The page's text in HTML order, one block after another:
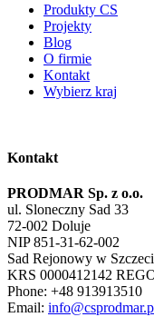
Produkty CS
Projekty
Blog
O firmie
Kontakt
Wybierz kraj
Kontakt
PRODMAR Sp. z o.o.
ul. Sloneczny Sad 33
72-002 Doluje
NIP 851-31-62-002
Sad Rejonowy w
KRS 0000412142
Phone: +48 913913510
Email: